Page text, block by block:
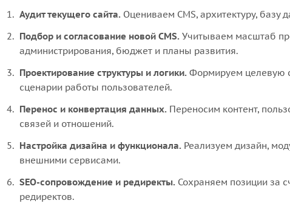
Аудит текущего сайта. Оцениваем CMS, архитектуру, базу
Подбор и согласование новой CMS. Учитываем масштаб
администрирования, бюджет и планы развития.
Проектирование структуры и логики. Формируем целевую
сценарии работы пользователей.
Перенос и конвертация данных. Переносим контент,
связей и отношений.
Настройка дизайна и функционала. Реализуем дизайн,
внешними сервисами.
SEO-сопровождение и редиректы. Сохраняем позиции за
редиректов.